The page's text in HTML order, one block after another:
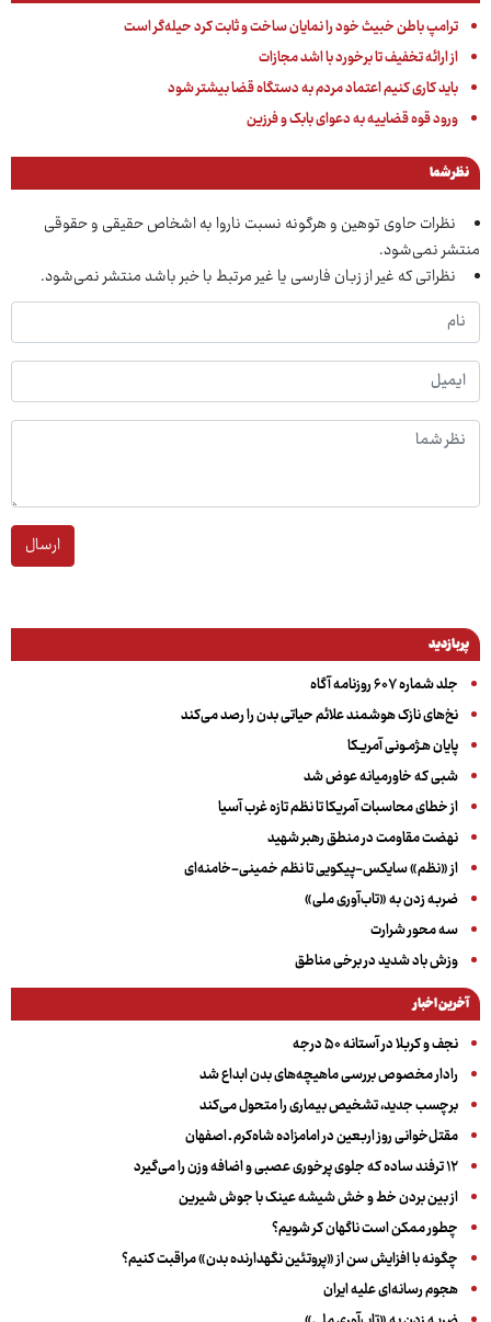
ترامپ باطن خبیث خود را نمایان ساخت و ثابت کرد حیله‌گر است
از ارائه تخفیف تا برخورد با اشد مجازات
باید کاری کنیم اعتماد مردم به دستگاه قضا بیشتر شود
ورود قوه قضاییه به دعوای بابک و فرزین
نظر شما
نظرات حاوی توهین و هرگونه نسبت ناروا به اشخاص حقیقی و حقوقی
منتشر نمی‌شود.
نظراتی که غیر از زبان فارسی یا غیر مرتبط با خبر باشد منتشر نمی‌شود.
ارسال
پربازدید
جلد شماره ۶۰۷ روزنامه آگاه
نخ‌های نازک هوشمند علائم حیاتی بدن را رصد می‌کند
پایان هـژمـونی آمریـکا
شبی که خاورمیانه عوض شد
از خطای محاسبات آمریکا تا نظم تازه غرب آسیا
نهضت مقاومت در منطق رهبر شهید
از «نظم» سایکس-پیکویی تا نظم خمینی-خامنه‌ای
ضربه زدن به «تاب‌آوری ملی»
سه‌ محور شرارت
وزش باد شدید در برخی مناطق
آخرین اخبار
نجف و کربلا در آستانه ۵۰ درجه
رادار مخصوص بررسی ماهیچه‌های بدن ابداع شد
برچسب جدید، تشخیص بیماری را متحول می‌کند
مقتل‌خوانی روز اربعین در امامزاده شاه‌کرم ـ اصفهان
۱۲ ترفند ساده که جلوی پرخوری عصبی و اضافه ‌وزن را می‌گیرد
از بین بردن خط و خش شیشه عینک با جوش شیرین
چطور ممکن است ناگهان کر شویم؟
چگونه با افزایش سن از «پروتئین نگهدارنده بدن» مراقبت کنیم؟
هجوم رسانه‌ای علیه ایران